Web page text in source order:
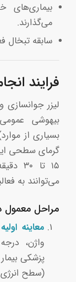
بیماری‌های
می‌گذارند.
سابقه تبخال
فرایند
لیزر جوانسازی
بیهوشی
بسیاری از
گرمای سطحی
۱۵ تا
می‌توانند به
مراحل معمول
معاینه
واژن،
پزشکی
(سطح